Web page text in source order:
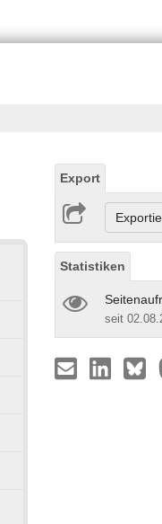
Export
Statistiken
seit